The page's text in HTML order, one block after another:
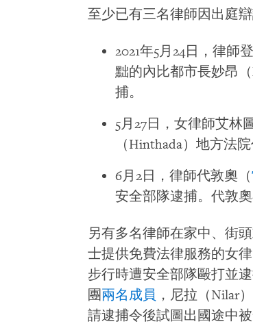
至少已有三名律師因出庭辯
2021年5月24日，律師
黜的內比都市長妙昂
捕。
5月27日，女律師艾林
（Hinthada）地方法
6月2日，律師代敦奧（
安全部隊逮捕。代敦
另有多名律師在家中、街
士提供免費法律服務的女
步行時遭安全部隊毆打並
團 兩名成員 ，尼拉（Nilar
請逮捕令後試圖出國途中被